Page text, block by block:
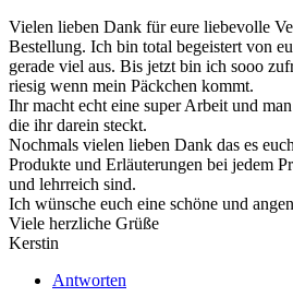
Vielen lieben Dank für eure liebevolle
Bestellung. Ich bin total begeistert von
gerade viel aus. Bis jetzt bin ich sooo
riesig wenn mein Päckchen kommt.
Ihr macht echt eine super Arbeit und
die ihr darein steckt.
Nochmals vielen lieben Dank das es
Produkte und Erläuterungen bei jedem
und lehrreich sind.
Ich wünsche euch eine schöne und
Viele herzliche Grüße
Kerstin
Antworten